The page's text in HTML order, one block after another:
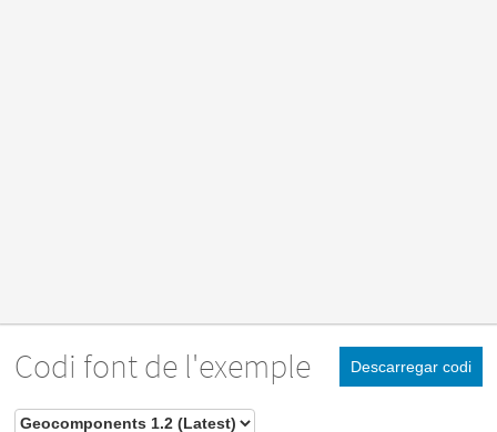
Descarregar codi
Codi font de l'exemple